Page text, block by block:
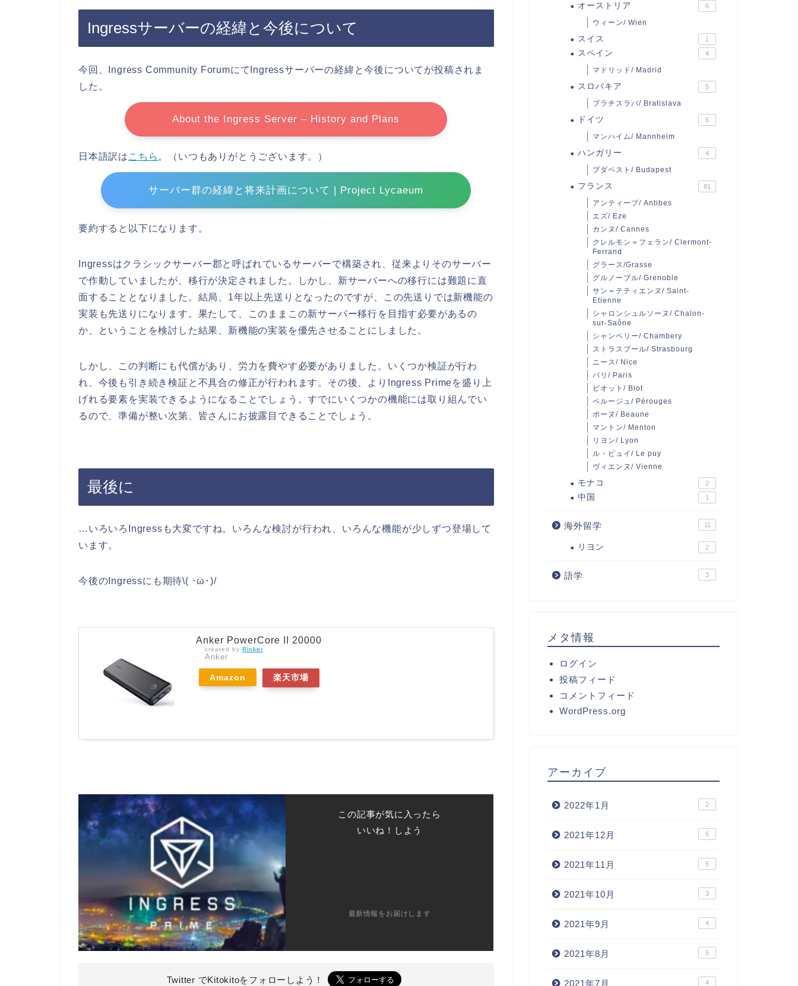
Ingressサーバーの経緯と今後について
今回、Ingress Community ForumにてIngressサーバーの経緯と今後についてが投稿されま
した。
About the Ingress Server – History and Plans
日本語訳は こちら 。（いつもありがとうございます。）
サーバー群の経緯と将来計画について | Project Lycaeum
要約すると以下になります。
Ingressはクラシックサーバー郡と呼ばれているサーバーで構築され、従来よりそのサーバー
で作動していましたが、移行が決定されました。しかし、新サーバーへの移行には難題に直
面することとなりました。結局、1年以上先送りとなったのですが、この先送りでは新機能の
実装も先送りになります。果たして、このままこの新サーバー移行を目指す必要があるの
か、ということを検討した結果、新機能の実装を優先させることにしました。
しかし、この判断にも代償があり、労力を費やす必要がありました。いくつか検証が行わ
れ、今後も引き続き検証と不具合の修正が行われます。その後、よりIngress Primeを盛り上
げれる要素を実装できるようになることでしょう。すでにいくつかの機能には取り組んでい
るので、準備が整い次第、皆さんにお披露目できることでしょう。
最後に
…いろいろIngressも大変ですね。いろんな検討が行われ、いろんな機能が少しずつ登場して
います。
今後のIngressにも期待\( ･ω･)/
Anker PowerCore II 20000
created by Rinker
Anker
Amazon 楽天市場
この記事が気に入ったら
いいね！しよう
最新情報をお届けします
Twitter でKitokitoをフォローしよう！
オーストリア 6
ウィーン/ Wien
スイス 1
スペイン 4
マドリッド/ Madrid
スロバキア 5
ブラチスラバ/ Bratislava
ドイツ 6
マンハイム/ Mannheim
ハンガリー 4
ブダペスト/ Budapest
フランス 81
アンティーブ/ Antibes
エズ/ Eze
カンヌ/ Cannes
クレルモン＝フェラン/ Clermont-
Ferrand
グラース/Grasse
グルノーブル/ Grenoble
サン＝テティエンヌ/ Saint-
Etienne
シャロンシュルソーヌ/ Chalon-
sur-Saône
シャンベリー/ Chambery
ストラスブール/ Strasbourg
ニース/ Nice
パリ/ Paris
ビオット/ Biot
ペルージュ/ Pérouges
ボーヌ/ Beaune
マントン/ Menton
リヨン/ Lyon
ル・ピュイ/ Le puy
ヴィエンヌ/ Vienne
モナコ 2
中国 1
海外留学 11
リヨン 2
語学 3
メタ情報
ログイン
投稿フィード
コメントフィード
WordPress.org
アーカイブ
2022年1月 2
2021年12月 5
2021年11月 5
2021年10月 3
2021年9月 4
2021年8月 5
2021年7月 4